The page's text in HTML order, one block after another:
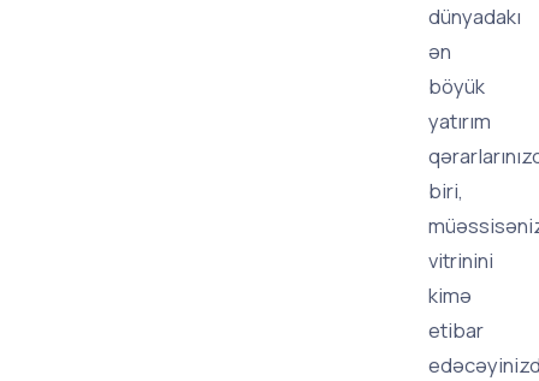
dünyadakı
ən
böyük
yatırım
biri,
vitrinini
kimə
etibar